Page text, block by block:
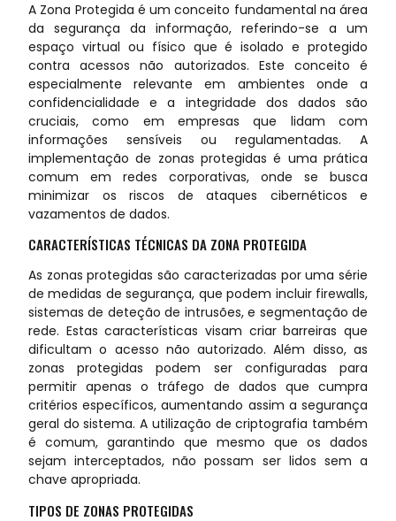
A Zona Protegida é um conceito fundamental na área
da segurança da informação, referindo-se a um
espaço virtual ou físico que é isolado e protegido
contra acessos não autorizados. Este conceito é
especialmente relevante em ambientes onde a
confidencialidade e a integridade dos dados são
cruciais, como em empresas que lidam com
informações sensíveis ou regulamentadas. A
implementação de zonas protegidas é uma prática
comum em redes corporativas, onde se busca
minimizar os riscos de ataques cibernéticos e
vazamentos de dados.
CARACTERÍSTICAS TÉCNICAS DA ZONA PROTEGIDA
As zonas protegidas são caracterizadas por uma série
de medidas de segurança, que podem incluir firewalls,
sistemas de deteção de intrusões, e segmentação de
rede. Estas características visam criar barreiras que
dificultam o acesso não autorizado. Além disso, as
zonas protegidas podem ser configuradas para
permitir apenas o tráfego de dados que cumpra
critérios específicos, aumentando assim a segurança
geral do sistema. A utilização de criptografia também
é comum, garantindo que mesmo que os dados
sejam interceptados, não possam ser lidos sem a
chave apropriada.
TIPOS DE ZONAS PROTEGIDAS